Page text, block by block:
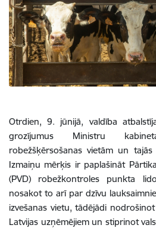
Otrdien, 9. jūnijā, valdība
grozījumus Ministru
robežšķērsošanas vietām un tajās
Izmaiņu mērķis ir paplašināt
(PVD) robežkontroles punkta
nosakot to arī par dzīvu
izvešanas vietu, tādējādi
Latvijas uzņēmējiem un stiprinot